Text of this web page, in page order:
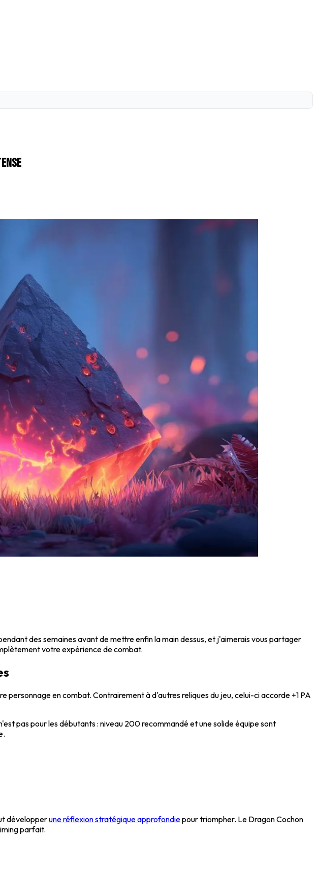
des semaines avant de mettre enfin la main dessus, et j'aimerais vous partager
votre expérience de combat.
en combat. Contrairement à d'autres reliques du jeu, celui-ci accorde +1 PA
pas pour les débutants : niveau 200 recommandé et une solide équipe sont
développerune réflexion stratégique approfondiepour triompher. Le Dragon Cochon
parfait.